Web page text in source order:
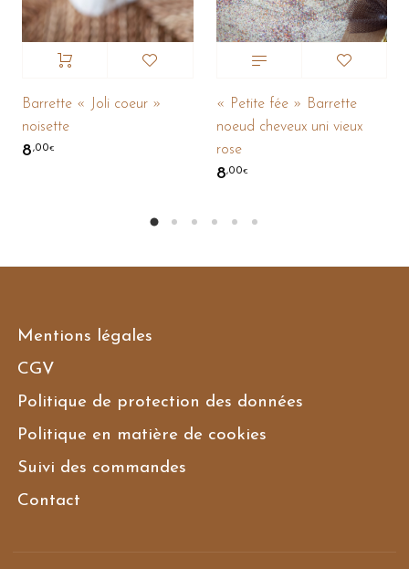
Barrette « Joli coeur »
noisette
8,00€
« Petite fée » Barrette
noeud cheveux uni vieux
rose
8,00€
Mentions légales
CGV
Politique de protection des données
Politique en matière de cookies
Suivi des commandes
Contact